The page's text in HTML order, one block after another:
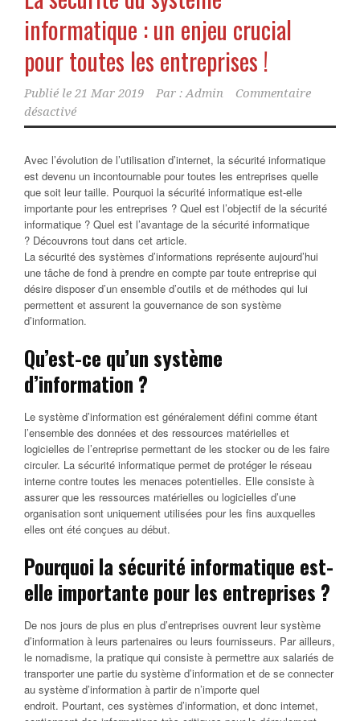
informatique : un enjeu crucial
pour toutes les entreprises !
Publié le 21 Mar 2019 Par : Admin
Commentaire
désactivé
Avec l’évolution de l’utilisation d’internet, la sécurité informatique
est devenu un incontournable pour toutes les entreprises quelle
que soit leur taille. Pourquoi la sécurité informatique est-elle
importante pour les entreprises ? Quel est l’objectif de la sécurité
informatique ? Quel est l’avantage de la sécurité informatique
? Découvrons tout dans cet article.
La sécurité des systèmes d’informations représente aujourd’hui
une tâche de fond à prendre en compte par toute entreprise qui
désire disposer d’un ensemble d’outils et de méthodes qui lui
permettent et assurent la gouvernance de son système
d’information.
Qu’est-ce qu’un système
d’information ?
Le système d’information est généralement défini comme étant
l’ensemble des données et des ressources matérielles et
logicielles de l’entreprise permettant de les stocker ou de les faire
circuler. La sécurité informatique permet de protéger le réseau
interne contre toutes les menaces potentielles. Elle consiste à
assurer que les ressources matérielles ou logicielles d’une
organisation sont uniquement utilisées pour les fins auxquelles
elles ont été conçues au début.
Pourquoi la sécurité informatique est-
elle importante pour les entreprises ?
De nos jours de plus en plus d’entreprises ouvrent leur système
d’information à leurs partenaires ou leurs fournisseurs. Par ailleurs,
le nomadisme, la pratique qui consiste à permettre aux salariés de
transporter une partie du système d’information et de se connecter
au système d’information à partir de n’importe quel
endroit. Pourtant, ces systèmes d’information, et donc internet,